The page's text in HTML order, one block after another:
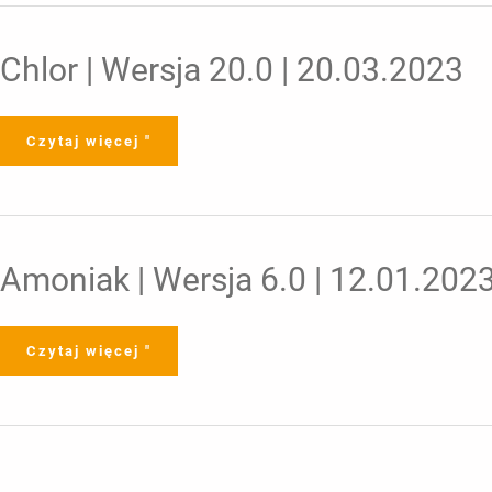
Chlor | Wersja 20.0 | 20.03.2023
Chlor
|
Wersja
|
Czytaj więcej "
Amoniak | Wersja 6.0 |
Amoniak
|
Wersja
|
Czytaj więcej "